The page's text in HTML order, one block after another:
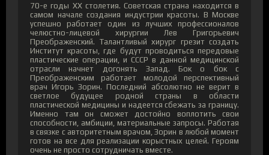
70-е годы XX столетия. Советская страна находится в
самом начале создания индустрии красоты. В Москве
успешно работает один из лучших профессионалов
челюстно-лицевой хирургии Лев Григорьевич
Преображенский. Талантливый хирург грезит создать
Институт красоты, где будут проводиться передовые
пластические операции, и СССР в данной медицинской
отрасли начнет догонять Запад. Бок о бок с
Преображенским работает молодой перспективный
врач Игорь Зорин. Последний абсолютно не верит в
светлое будущее родной страны в области
пластической медицины и надеется сбежать за границу.
Именно там он сможет достойно воплотить свои
способности, амбиции, материальные запросы. Работая
в связке с авторитетным врачом, Зорин в любой момент
готов на все для реализации корыстных целей. Героям
очень не просто сотрудничать вместе.